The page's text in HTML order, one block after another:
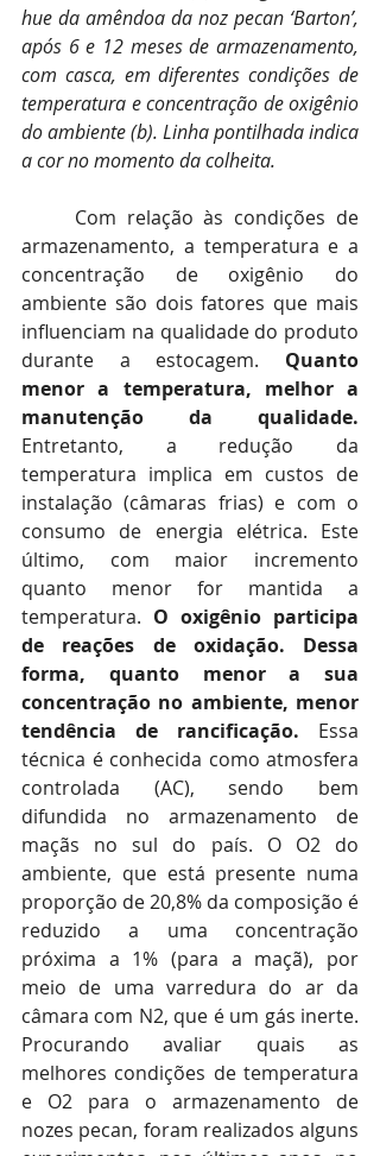
hue da amêndoa da noz pecan ‘Barton’,
após 6 e 12 meses de armazenamento,
com casca, em diferentes condições de
temperatura e concentração de oxigênio
do ambiente (b). Linha pontilhada indica
a cor no momento da colheita.
armazenamento, a temperatura e a
concentração de oxigênio do
ambiente são dois fatores que mais
influenciam na qualidade do produto
durante a estocagem. Quanto
menor a temperatura, melhor a
manutenção da qualidade.
Entretanto, a redução da
temperatura implica em custos de
instalação (câmaras frias) e com o
consumo de energia elétrica. Este
último, com maior incremento
quanto menor for mantida a
temperatura. O oxigênio participa
de reações de oxidação. Dessa
forma, quanto menor a sua
concentração no ambiente, menor
tendência de rancificação. Essa
técnica é conhecida como atmosfera
controlada (AC), sendo bem
difundida no armazenamento de
maçãs no sul do país. O O2 do
ambiente, que está presente numa
proporção de 20,8% da composição é
reduzido a uma concentração
próxima a 1% (para a maçã), por
meio de uma varredura do ar da
câmara com N2, que é um gás inerte.
Procurando avaliar quais as
melhores condições de temperatura
e O2 para o armazenamento de
nozes pecan, foram realizados alguns